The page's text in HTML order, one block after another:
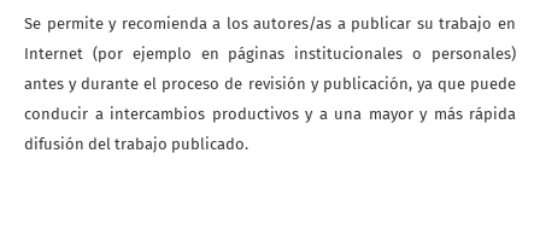
Se permite y recomienda a los autores/as a publicar su trabajo en
Internet (por ejemplo en páginas institucionales o personales)
antes y durante el proceso de revisión y publicación, ya que puede
conducir a intercambios productivos y a una mayor y más rápida
difusión del trabajo publicado.